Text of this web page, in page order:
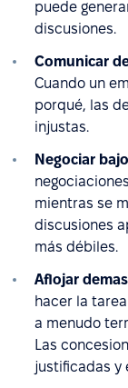
puede
discusiones.
Comunicar
Cuando un
porqué, las
injustas.
Negociar
mientras se
discusiones
más débiles.
Aflojar
hacer la
a menudo
Las
justificadas y